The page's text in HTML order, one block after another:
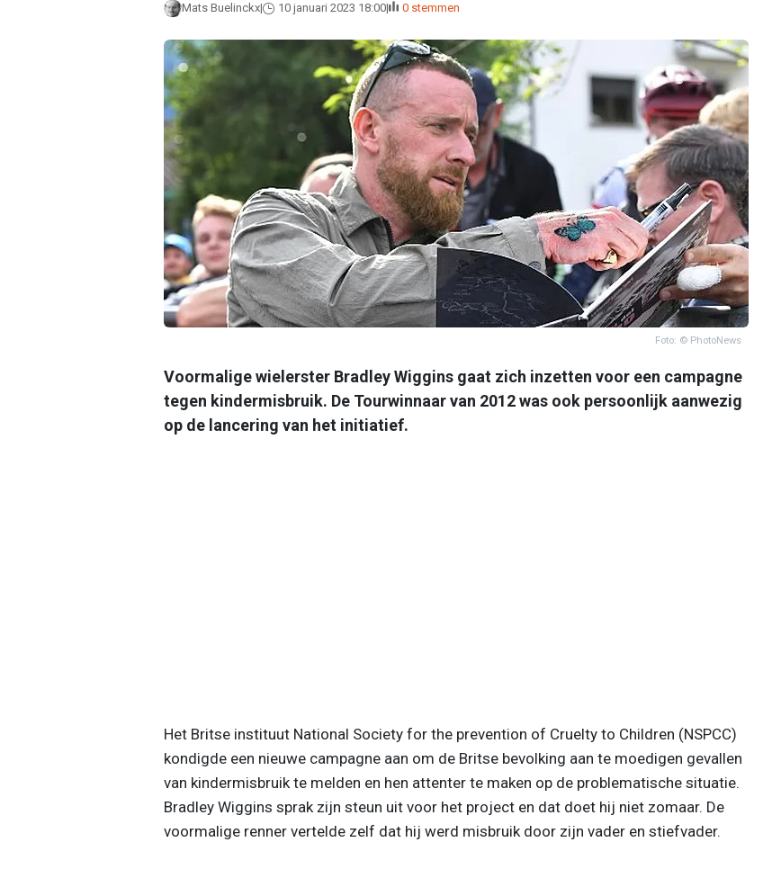
Mats Buelinckx 10 januari 2023 18:00 0 stemmen
Foto: © PhotoNews
Voormalige wielerster Bradley Wiggins gaat zich inzetten voor een campagne
tegen kindermisbruik. De Tourwinnaar van 2012 was ook persoonlijk aanwezig
op de lancering van het initiatief.
Het Britse instituut National Society for the prevention of Cruelty to Children (NSPCC)
kondigde een nieuwe campagne aan om de Britse bevolking aan te moedigen gevallen
van kindermisbruik te melden en hen attenter te maken op de problematische situatie.
Bradley Wiggins sprak zijn steun uit voor het project en dat doet hij niet zomaar. De
voormalige renner vertelde zelf dat hij werd misbruik door zijn vader en stiefvader.